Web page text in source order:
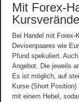
Mit Forex-
Bei Handel mit Forex-
Devisenpaares wie
Pfund spekuliert.
Angebot. Die jeweils
Es ist möglich, auf
Kurse (Short
mit einem Hebel,